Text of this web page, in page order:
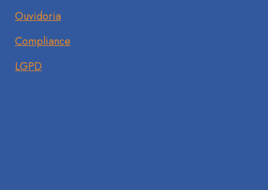
Ouvidoria
Compliance
LGPD